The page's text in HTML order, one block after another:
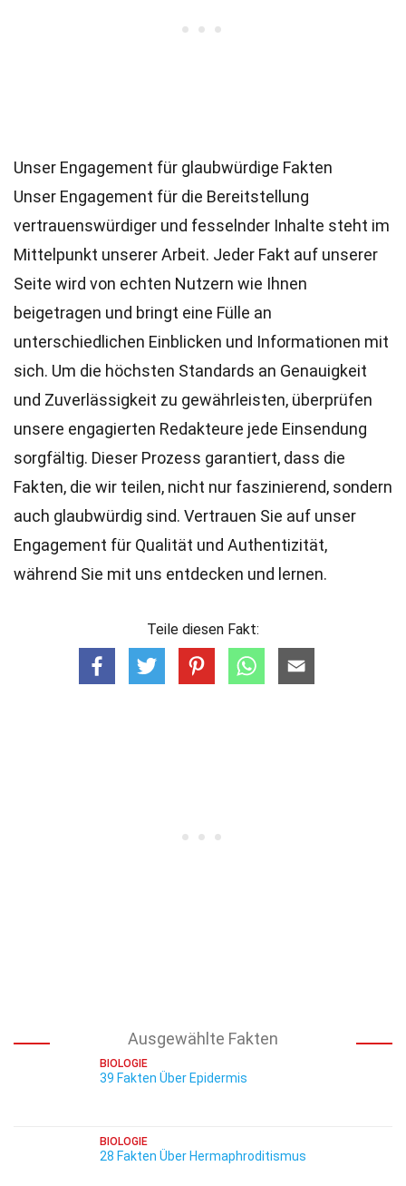
Unser Engagement für glaubwürdige Fakten
Unser Engagement für die Bereitstellung
vertrauenswürdiger und fesselnder Inhalte steht im
Mittelpunkt unserer Arbeit. Jeder Fakt auf unserer
Seite wird von echten Nutzern wie Ihnen
beigetragen und bringt eine Fülle an
unterschiedlichen Einblicken und Informationen mit
sich. Um die höchsten Standards an Genauigkeit
und Zuverlässigkeit zu gewährleisten, überprüfen
unsere engagierten Redakteure jede Einsendung
sorgfältig. Dieser Prozess garantiert, dass die
Fakten, die wir teilen, nicht nur faszinierend, sondern
auch glaubwürdig sind. Vertrauen Sie auf unser
Engagement für Qualität und Authentizität,
während Sie mit uns entdecken und lernen.
Teile diesen Fakt:
Ausgewählte Fakten
BIOLOGIE
39 Fakten Über Epidermis
BIOLOGIE
28 Fakten Über Hermaphroditismus